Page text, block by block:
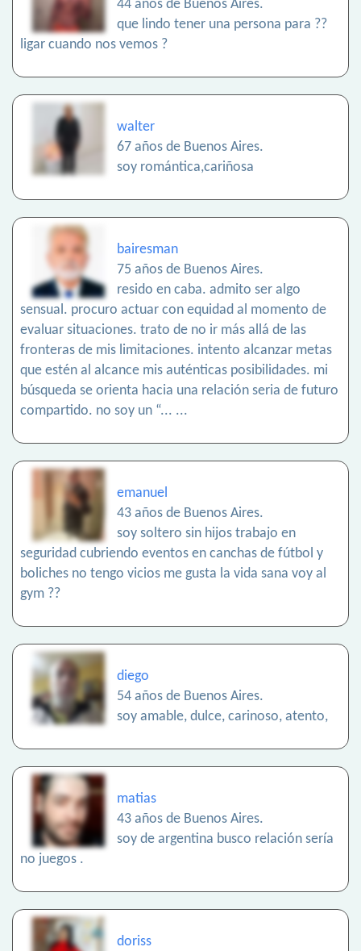
44 años de Buenos Aires.
que lindo tener una persona para ??
ligar cuando nos vemos ?
walter
67 años de Buenos Aires.
soy romántica,cariñosa
bairesman
75 años de Buenos Aires.
resido en caba. admito ser algo
sensual. procuro actuar con equidad al momento de
evaluar situaciones. trato de no ir más allá de las
fronteras de mis limitaciones. intento alcanzar metas
que estén al alcance mis auténticas posibilidades. mi
búsqueda se orienta hacia una relación seria de futuro
compartido. no soy un “... ...
emanuel
43 años de Buenos Aires.
soy soltero sin hijos trabajo en
seguridad cubriendo eventos en canchas de fútbol y
boliches no tengo vicios me gusta la vida sana voy al
gym ??
diego
54 años de Buenos Aires.
soy amable, dulce, carinoso, atento,
matias
43 años de Buenos Aires.
soy de argentina busco relación sería
no juegos .
doriss